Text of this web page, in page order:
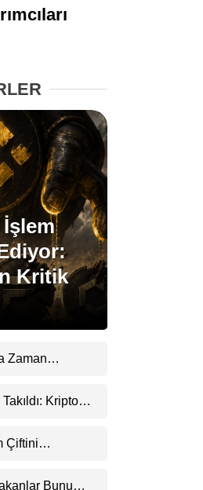
Facebook
Instagram
Youtube
TikTok
Pinterest
Kritik
Zaman
Kripto
Çiftini
Bunu